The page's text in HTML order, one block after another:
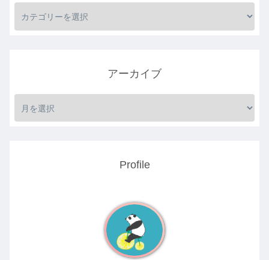
アーカイブ
Profile